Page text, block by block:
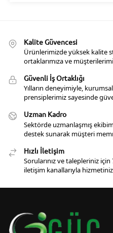
Kalite Güvencesi
Ürünlerimizde yüksek kalite
ortaklarımıza ve
Güvenli İş Ortaklığı
Yılların deneyimiyle,
prensiplerimiz sayesinde
Uzman Kadro
Sektörde uzmanlaşmış
destek sunarak müşteri
Hızlı İletişim
Sorularınız ve talepleriniz
iletişim kanallarıyla